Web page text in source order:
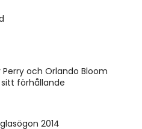
Perry och Orlando Bloom
förhållande
2014